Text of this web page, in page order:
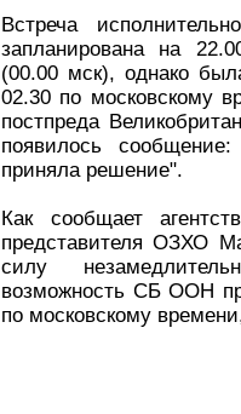
Встреча
запланирована на
(00.00 мск), однако
02.30 по московскому
постпреда
появилось
приняла решение".
Как сообщает
представителя ОЗХО
силу
возможность СБ ООН
по московскому